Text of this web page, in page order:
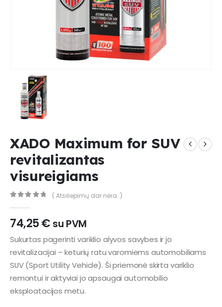
XADO Maximum for SUV
revitalizantas
visureigiams
( Atsiliepimų dar nėra. )
74,25€ su PVM
Sukurtas pagerinti variklio alyvos savybes ir jo
revitalizacijai – keturių ratu varomiems automobiliams
SUV (Sport Utility Vehicle). Ši priemonė skirta variklio
remontui ir aktyviai jo apsaugai automobilio
eksploatacijos metu.